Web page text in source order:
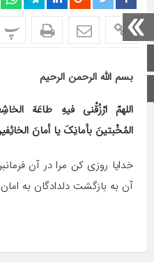
اینستاگرام
پ
بسم الله الرحمن الرحیم
اللهمّ ارْزُقْنی فیهِ طاعَهَ
المُخْبتینَ بأمانِکَ یا أمانَ
خدایا روزى کن مرا در آن
آن به بازگشت دلدادگان به